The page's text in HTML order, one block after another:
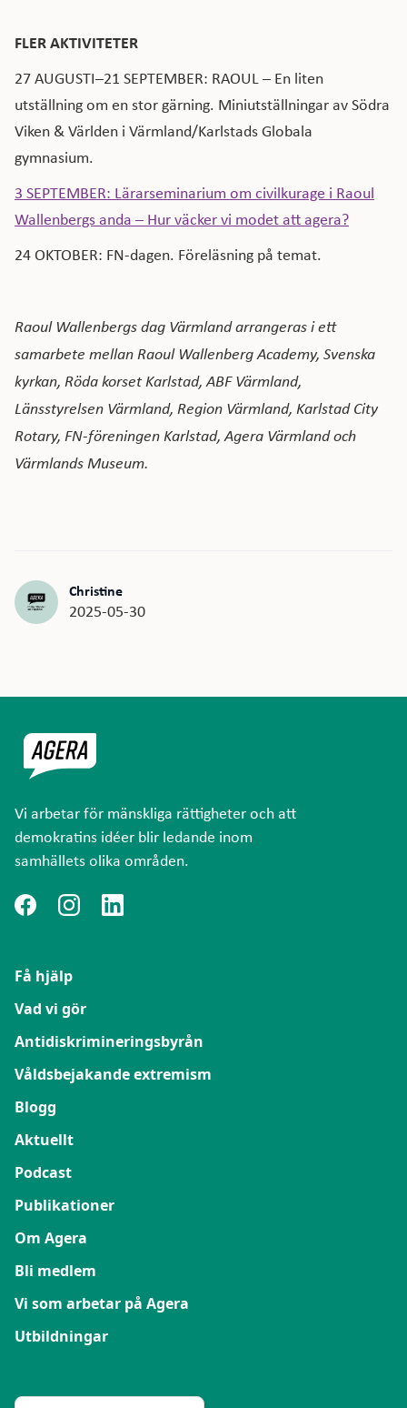
FLER AKTIVITETER
27 AUGUSTI–21 SEPTEMBER: RAOUL – En liten
utställning om en stor gärning. Miniutställningar av Södra
Viken & Världen i Värmland/Karlstads Globala
gymnasium.
3 SEPTEMBER: Lärarseminarium om civilkurage i Raoul
Wallenbergs anda – Hur väcker vi modet att agera?
24 OKTOBER: FN-dagen. Föreläsning på temat.
Raoul Wallenbergs dag Värmland arrangeras i ett
samarbete mellan Raoul Wallenberg Academy, Svenska
kyrkan, Röda korset Karlstad, ABF Värmland,
Länsstyrelsen Värmland, Region Värmland, Karlstad City
Rotary, FN-föreningen Karlstad, Agera Värmland och
Värmlands Museum.
Christine
2025-05-30
Vi arbetar för mänskliga rättigheter och att
demokratins idéer blir ledande inom
samhällets olika områden.
Få hjälp
Vad vi gör
Antidiskrimineringsbyrån
Våldsbejakande extremism
Blogg
Aktuellt
Podcast
Publikationer
Om Agera
Bli medlem
Vi som arbetar på Agera
Utbildningar